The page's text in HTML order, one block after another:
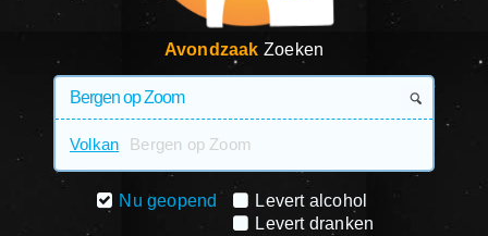
Avondzaak Zoeken
Volkan Bergen op Zoom
Nu geopend
Levert alcohol
Levert dranken